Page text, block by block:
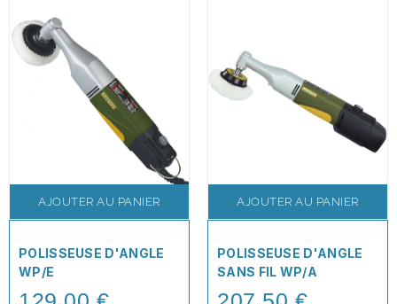
AJOUTER AU PANIER
POLISSEUSE D'ANGLE
WP/E
Price
AJOUTER AU PANIER
POLISSEUSE D'ANGLE
SANS FIL WP/A
Price